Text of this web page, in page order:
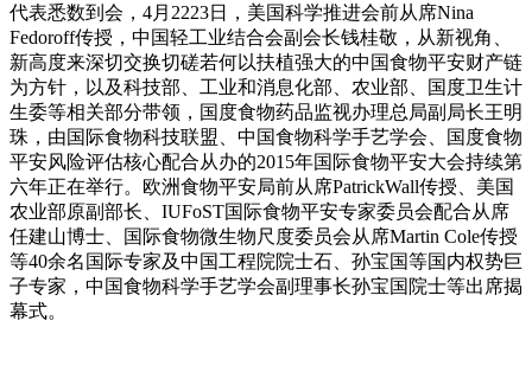
代表悉数到会，4月2223日，美国科学推进会前从席Nina
Fedoroff传授，中国轻工业结合会副会长钱桂敬，从新视角、
新高度来深切交换切磋若何以扶植强大的中国食物平安财产链
为方针，以及科技部、工业和消息化部、农业部、国度卫生计
生委等相关部分带领，国度食物药品监视办理总局副局长王明
珠，由国际食物科技联盟、中国食物科学手艺学会、国度食物
平安风险评估核心配合从办的2015年国际食物平安大会持续第
六年正在举行。欧洲食物平安局前从席PatrickWall传授、美国
农业部原副部长、IUFoST国际食物平安专家委员会配合从席
任建山博士、国际食物微生物尺度委员会从席Martin Cole传授
等40余名国际专家及中国工程院院士石、孙宝国等国内权势巨
子专家，中国食物科学手艺学会副理事长孙宝国院士等出席揭
幕式。